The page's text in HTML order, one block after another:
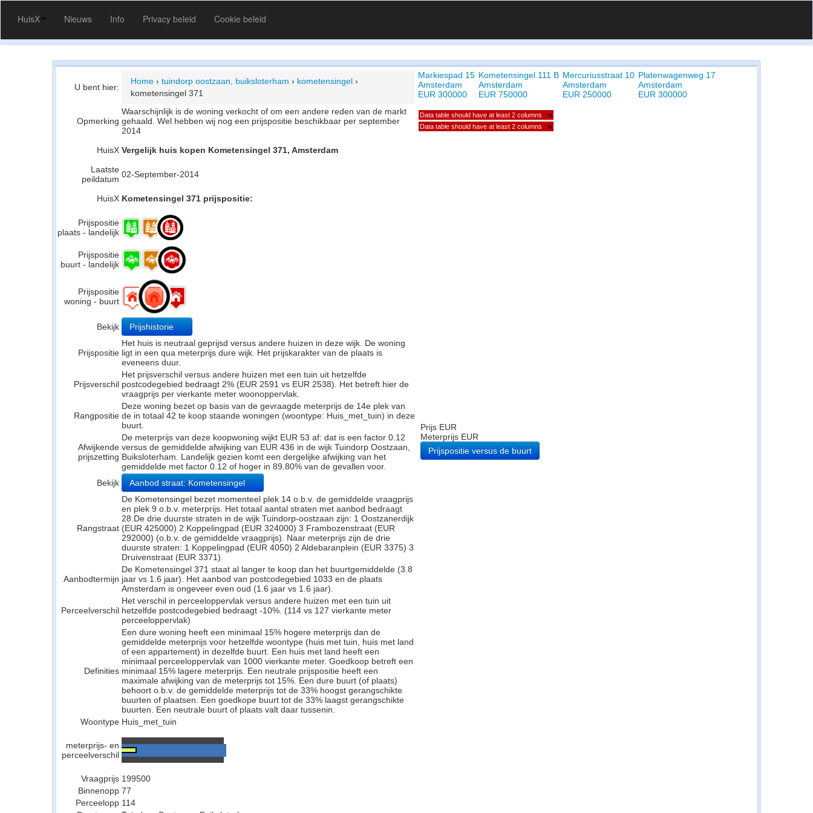
HuisX Nieuws Info Privacy beleid Cookie beleid
U bent hier:
Home › tuindorp oostzaan, buiksloterham › kometensingel ›
kometensingel 371
Opmerking
Waarschijnlijk is de woning verkocht of om een andere reden van de markt
gehaald. Wel hebben wij nog een prijspositie beschikbaar per september
2014
HuisX Vergelijk huis kopen Kometensingel 371, Amsterdam
Laatste
peildatum 02-September-2014
HuisX Kometensingel 371 prijspositie:
Prijspositie
plaats - landelijk
Prijspositie
buurt - landelijk
Prijspositie
woning - buurt
Bekijk Prijshistorie
Prijspositie
Het huis is neutraal geprijsd versus andere huizen in deze wijk. De woning
ligt in een qua meterprijs dure wijk. Het prijskarakter van de plaats is
eveneens duur.
Prijsverschil
Het prijsverschil versus andere huizen met een tuin uit hetzelfde
postcodegebied bedraagt 2% (EUR 2591 vs EUR 2538). Het betreft hier de
vraagprijs per vierkante meter woonoppervlak.
Rangpositie
Deze woning bezet op basis van de gevraagde meterprijs de 14e plek van
de in totaal 42 te koop staande woningen (woontype: Huis_met_tuin) in deze
buurt.
Afwijkende
prijszetting
De meterprijs van deze koopwoning wijkt EUR 53 af: dat is een factor 0.12
versus de gemiddelde afwijking van EUR 436 in de wijk Tuindorp Oostzaan,
Buiksloterham. Landelijk gezien komt een dergelijke afwijking van het
gemiddelde met factor 0.12 of hoger in 89.80% van de gevallen voor.
Bekijk
Aanbod straat: Kometensingel
Rangstraat
De Kometensingel bezet momenteel plek 14 o.b.v. de gemiddelde vraagprijs
en plek 9 o.b.v. meterprijs. Het totaal aantal straten met aanbod bedraagt
28.De drie duurste straten in de wijk Tuindorp-oostzaan zijn: 1 Oostzanerdijk
(EUR 425000) 2 Koppelingpad (EUR 324000) 3 Frambozenstraat (EUR
292000) (o.b.v. de gemiddelde vraagprijs). Naar meterprijs zijn de drie
duurste straten: 1 Koppelingpad (EUR 4050) 2 Aldebaranplein (EUR 3375) 3
Druivenstraat (EUR 3371).
Aanbodtermijn
De Kometensingel 371 staat al langer te koop dan het buurtgemiddelde (3.8
jaar vs 1.6 jaar). Het aanbod van postcodegebied 1033 en de plaats
Amsterdam is ongeveer even oud (1.6 jaar vs 1.6 jaar).
Perceelverschil
Het verschil in perceeloppervlak versus andere huizen met een tuin uit
hetzelfde postcodegebied bedraagt -10%. (114 vs 127 vierkante meter
perceeloppervlak)
Definities
Een dure woning heeft een minimaal 15% hogere meterprijs dan de
gemiddelde meterprijs voor hetzelfde woontype (huis met tuin, huis met land
of een appartement) in dezelfde buurt. Een huis met land heeft een
minimaal perceeloppervlak van 1000 vierkante meter. Goedkoop betreft een
minimaal 15% lagere meterprijs. Een neutrale prijspositie heeft een
maximale afwijking van de meterprijs tot 15%. Een dure buurt (of plaats)
behoort o.b.v. de gemiddelde meterprijs tot de 33% hoogst gerangschikte
buurten of plaatsen. Een goedkope buurt tot de 33% laagst gerangschikte
buurten. Een neutrale buurt of plaats valt daar tussenin.
Woontype Huis_met_tuin
meterprijs- en
perceelverschil
Vraagprijs 199500
Binnenopp 77
Perceelopp 114
Markiespad 15
Amsterdam
EUR 300000
Kometensingel 111 B
Amsterdam
EUR 750000
Mercuriusstraat 10
Amsterdam
EUR 250000
Platenwagenweg 17
Amsterdam
EUR 300000
Data table should have at least 2 columns ×
Data table should have at least 2 columns ×
Prijs EUR
Meterprijs EUR
Prijspositie versus de buurt